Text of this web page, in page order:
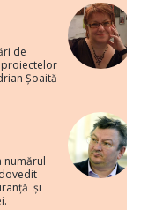
de
proiectelor
Șoaită
numărul
și